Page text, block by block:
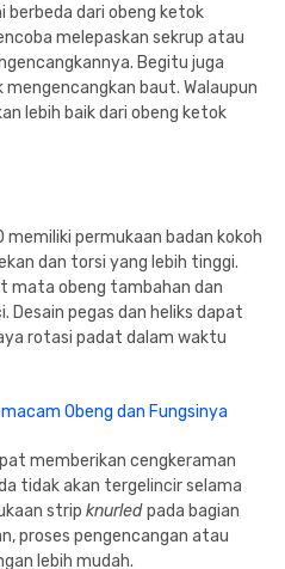
berbeda dari obeng ketok
melepaskan sekrup atau
Begitu juga
baut. Walaupun
lebih baik dari obeng ketok
memiliki permukaan badan kokoh
dan torsi yang lebih tinggi.
mata obeng tambahan dan
pegas dan heliks dapat
rotasi padat dalam waktu
Obeng dan Fungsinya
memberikan cengkeraman
tidak akan tergelincir selama
strip knurledpada bagian
proses pengencangan atau
lebih mudah.